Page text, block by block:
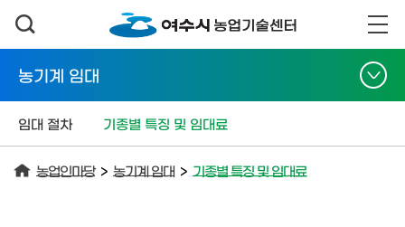
농기계 임대
임대 절차 기종별 특징 및 임대료
농업인마당 > 농기계 임대 > 기종별 특징 및 임대료